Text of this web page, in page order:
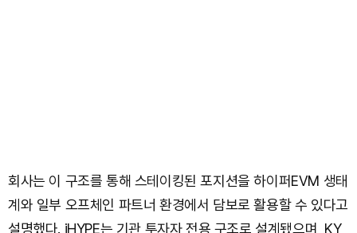
회사는 이 구조를 통해 스테이킹된 포지션을 하이퍼EVM 생태
계와 일부 오프체인 파트너 환경에서 담보로 활용할 수 있다고
설명했다. iHYPE는 기관 투자자 전용 구조로 설계됐으며, KY